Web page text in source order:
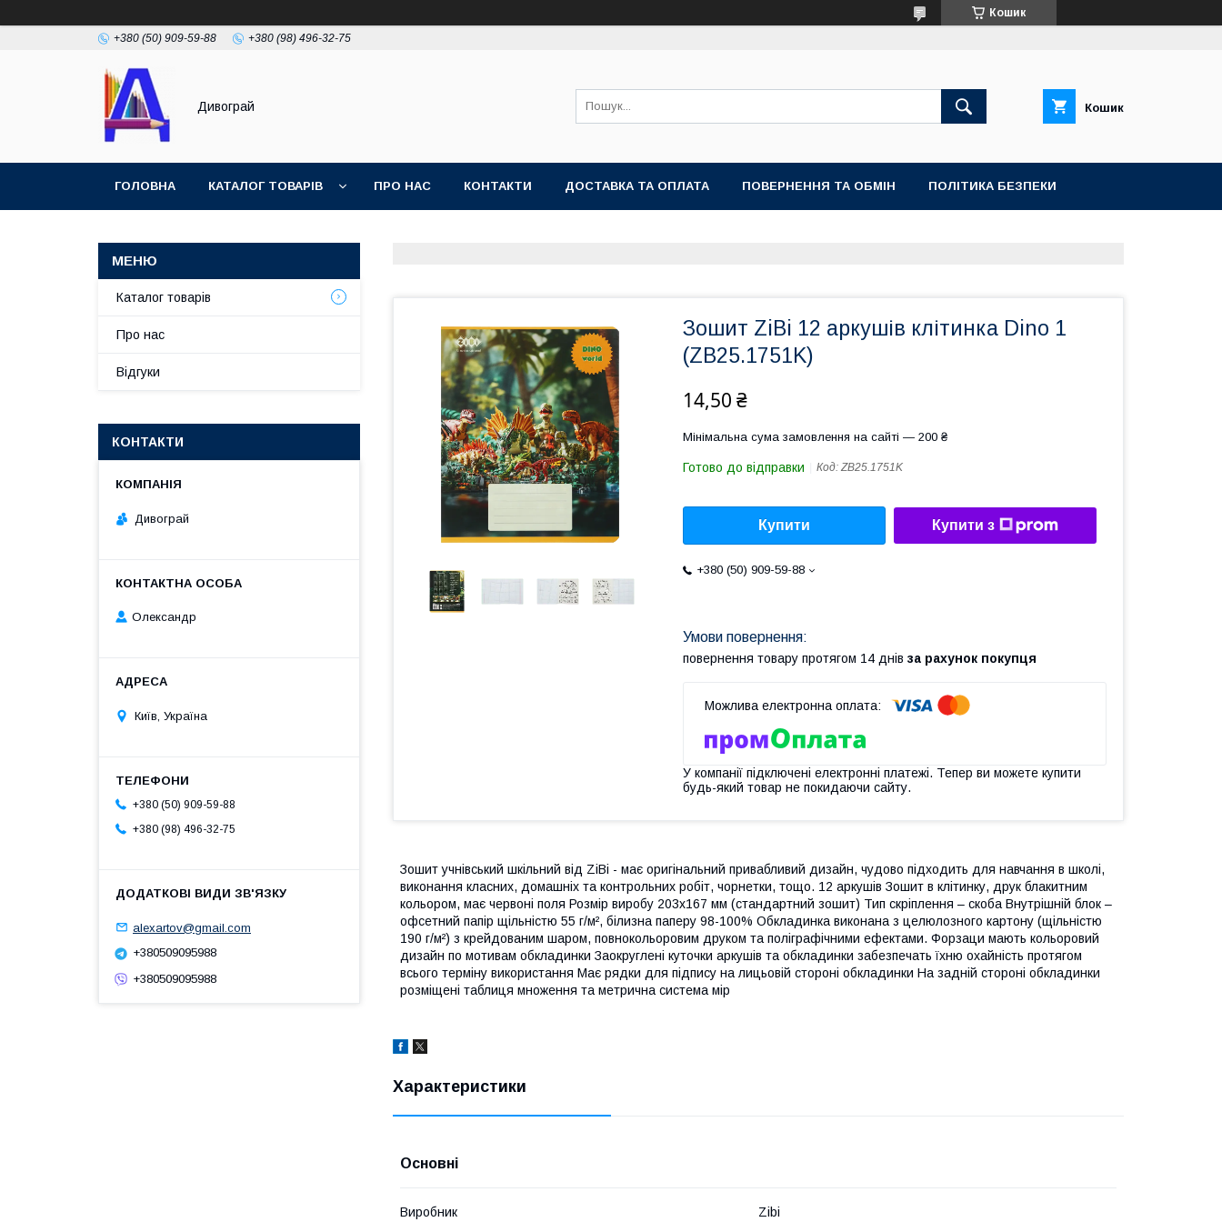
Кошик
+380 (50) 909-59-88 +380 (98) 496-32-75
Дивограй Кошик
ГОЛОВНА КАТАЛОГ ТОВАРІВ ПРО НАС КОНТАКТИ ДОСТАВКА ТА ОПЛАТА ПОВЕРНЕННЯ ТА ОБМІН ПОЛІТИКА БЕЗПЕКИ
Зошит ZiBi 12 аркушів клітинка Dino 1
(ZB25.1751K)
14,50 ₴
Мінімальна сума замовлення на сайті — 200 ₴
Готово до відправки Код: ZB25.1751K
Купити Купити з
+380 (50) 909-59-88
повернення товару протягом 14 днів за рахунок покупця
У компанії підключені електронні платежі. Тепер ви можете купити
будь-який товар не покидаючи сайту.
Зошит учнівський шкільний від ZiBi - має оригінальний привабливий дизайн, чудово підходить для навчання в школі,
виконання класних, домашніх та контрольних робіт, чорнетки, тощо. 12 аркушів Зошит в клітинку, друк блакитним
кольором, має червоні поля Розмір виробу 203х167 мм (стандартний зошит) Тип скріплення – скоба Внутрішній блок –
офсетний папір щільністю 55 г/м², білизна паперу 98-100% Обкладинка виконана з целюлозного картону (щільністю
190 г/м²) з крейдованим шаром, повнокольоровим друком та поліграфічними ефектами. Форзаци мають кольоровий
дизайн по мотивам обкладинки Заокруглені куточки аркушів та обкладинки забезпечать їхню охайність протягом
всього терміну використання Має рядки для підпису на лицьовій стороні обкладинки На задній стороні обкладинки
розміщені таблиця множення та метрична система мір
Характеристики
Основні
Виробник Zibi
Каталог товарів
Про нас
Відгуки
КОНТАКТИ
Дивограй
Олександр
Київ, Україна
+380 (50) 909-59-88
+380 (98) 496-32-75
alexartov@gmail.com
+380509095988
+380509095988